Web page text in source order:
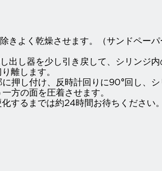
きよく乾燥させます。（サンドペー
出し器を少し引き戻して、シリンジ
離します。
押し付け、反時計回りに90°回し、
方の面を圧着させます。
するまでは約24時間お待ちください。